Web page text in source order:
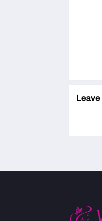
Leave